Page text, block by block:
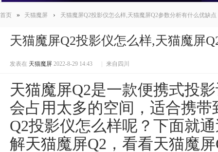
首页 » 天猫魔屏 › 天猫魔屏Q2投影仪怎么样,天猫魔屏Q2参数分析有什么优缺点
天猫魔屏Q2投影仪怎么样,天猫魔屏
发表在 天猫魔屏 2022-8-29 14:43 来自四川
天猫魔屏Q2是一款便携式投
会占用太多的空间，适合携
Q2投影仪怎么样呢？下面就
解天猫魔屏Q2，看看天猫魔